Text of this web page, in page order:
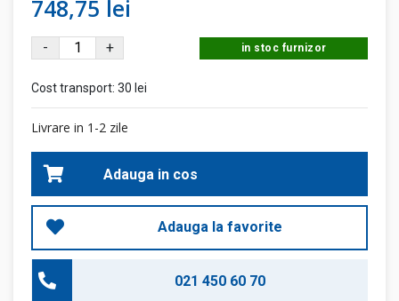
748,75 lei
- + in stoc furnizor
Cost transport: 30 lei
Livrare in 1-2 zile
Adauga in cos
Adauga la favorite
021 450 60 70